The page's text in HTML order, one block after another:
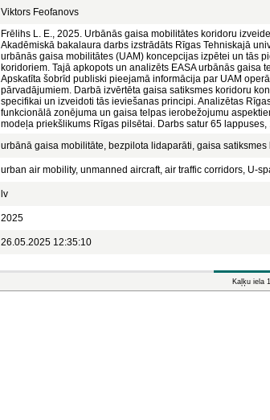
Viktors Feofanovs
Frēlihs L. E., 2025. Urbānās gaisa mobilitātes koridoru
Akadēmiskā bakalaura darbs izstrādāts Rīgas Tehniskajā
urbānās gaisa mobilitātes (UAM) koncepcijas izpētei un tās
koridoriem. Tajā apkopots un analizēts EASA urbānās gaisa
Apskatīta šobrīd publiski pieejamā informācija par UAM
pārvadājumiem. Darbā izvērtēta gaisa satiksmes koridoru
specifikai un izveidoti tās ieviešanas principi. Analizētas
funkcionālā zonējuma un gaisa telpas ierobežojumu
modeļa priekšlikums Rīgas pilsētai. Darbs satur 65
urbānā gaisa mobilitāte, bezpilota lidaparāti, gaisa
urban air mobility, unmanned aircraft, air traffic corridors, U-
lv
2025
26.05.2025 12:35:10
Kaļķu iela